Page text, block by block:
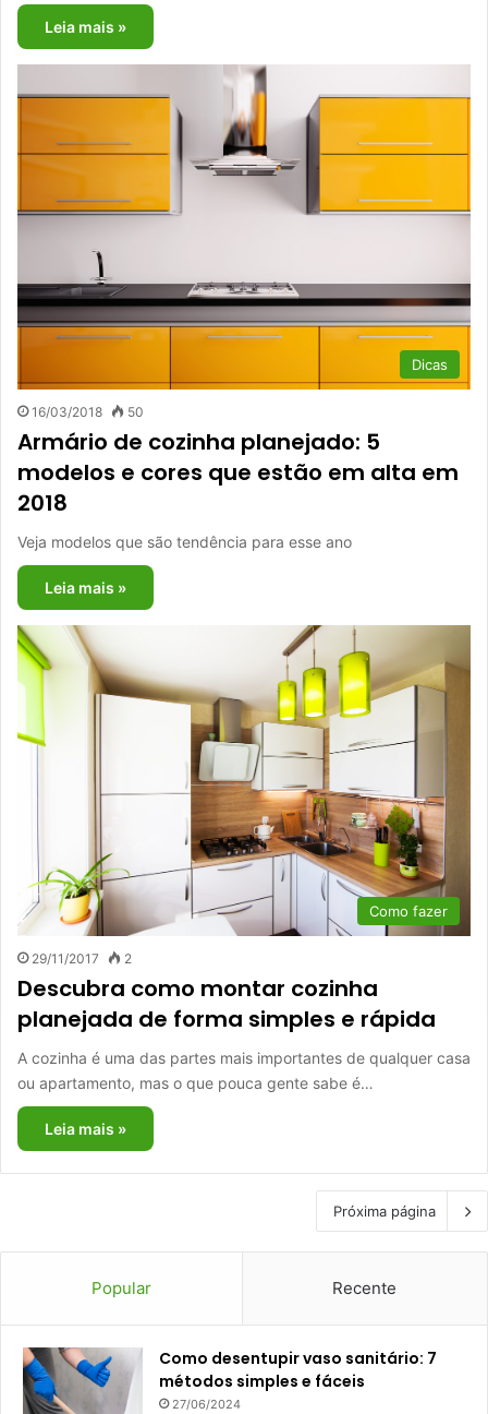
Leia mais »
Dicas
16/03/2018 50
Armário de cozinha planejado: 5
modelos e cores que estão em alta em
2018
Veja modelos que são tendência para esse ano
Leia mais »
Como fazer
29/11/2017 2
Descubra como montar cozinha
planejada de forma simples e rápida
A cozinha é uma das partes mais importantes de qualquer casa
ou apartamento, mas o que pouca gente sabe é…
Leia mais »
Próxima página
Popular Recente
Como desentupir vaso sanitário: 7
métodos simples e fáceis
27/06/2024